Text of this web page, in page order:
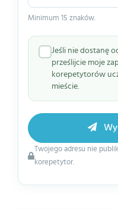
Minimum 15 znaków.
Jeśli nie dostanę
prześlijcie moje
korepetytorów
mieście.
Twojego adresu nie
korepetytor.